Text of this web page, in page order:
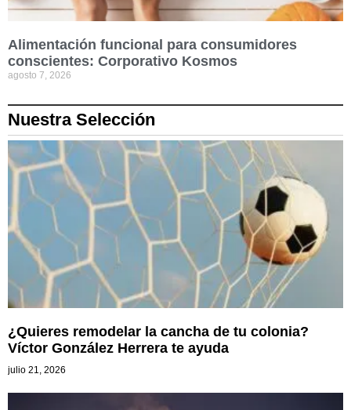
Alimentación funcional para consumidores
conscientes: Corporativo Kosmos
agosto 7, 2026
Nuestra Selección
¿Quieres remodelar la cancha de tu colonia?
Víctor González Herrera te ayuda
julio 21, 2026